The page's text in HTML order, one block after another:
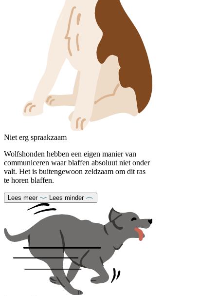
Niet erg spraakzaam
Wolfshonden hebben een eigen manier van
communiceren waar blaffen absoluut niet onder
valt. Het is buitengewoon zeldzaam om dit ras
te horen blaffen.
Lees meer Lees minder